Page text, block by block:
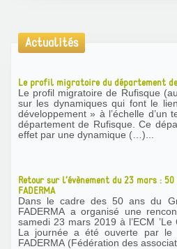
Actualités
Le profil migratoire du département
Le profil migratoire de Rufisque
sur les dynamiques qui font le
développement » à l’échelle d’un
département de Rufisque. Ce département se caractérise en
effet par une dynamique (…)...
Retour sur l’évènement du 23 mars :
FADERMA
Dans le cadre des 50 ans du
FADERMA a organisé une
samedi 23 mars 2019 à l’ECM ’Le
La journée a été ouverte par le
FADERMA (Fédération des